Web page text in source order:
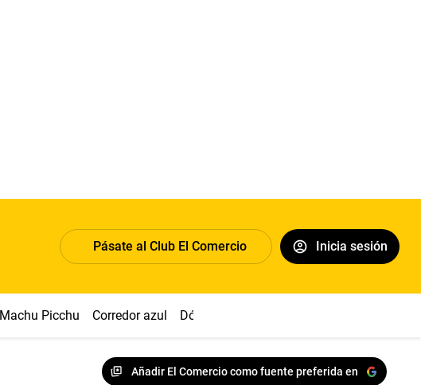
Pásate al Club El Comercio Inicia sesión
Machu Picchu Corredor azul Dólar
Añadir El Comercio como fuente preferida en